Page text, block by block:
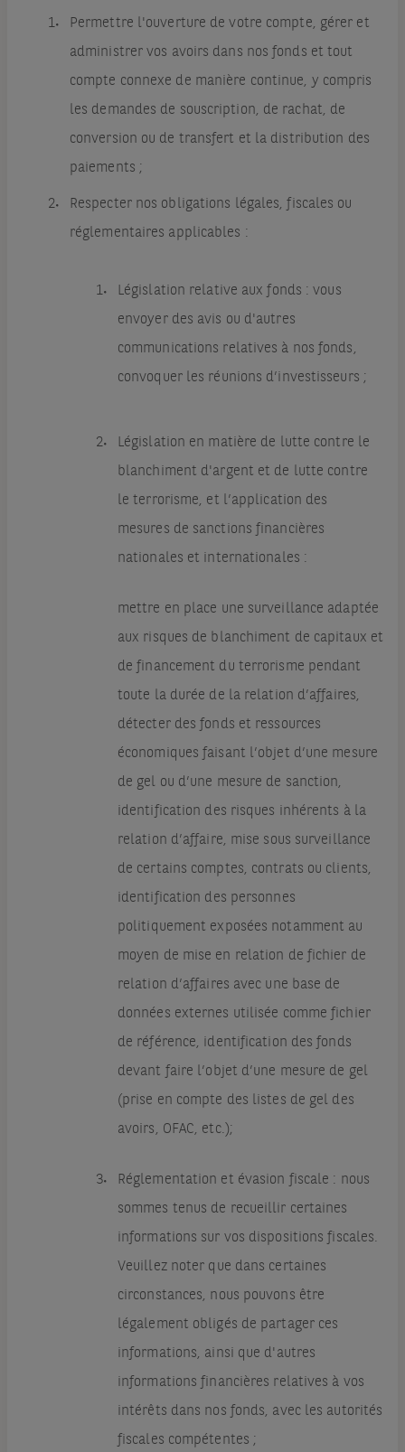
Permettre l'ouverture de votre compte, gérer et
administrer vos avoirs dans nos fonds et tout
compte connexe de manière continue, y compris
les demandes de souscription, de rachat, de
conversion ou de transfert et la distribution des
paiements ;
Respecter nos obligations légales, fiscales ou
réglementaires applicables :
Législation relative aux fonds : vous
envoyer des avis ou d'autres
communications relatives à nos fonds,
convoquer les réunions d’investisseurs ;
Législation en matière de lutte contre le
blanchiment d'argent et de lutte contre
le terrorisme, et l’application des
mesures de sanctions financières
nationales et internationales :
mettre en place une surveillance adaptée
aux risques de blanchiment de capitaux et
de financement du terrorisme pendant
toute la durée de la relation d’affaires,
détecter des fonds et ressources
économiques faisant l’objet d’une mesure
de gel ou d’une mesure de sanction,
identification des risques inhérents à la
relation d’affaire, mise sous surveillance
de certains comptes, contrats ou clients,
identification des personnes
politiquement exposées notamment au
moyen de mise en relation de fichier de
relation d’affaires avec une base de
données externes utilisée comme fichier
de référence, identification des fonds
devant faire l’objet d’une mesure de gel
(prise en compte des listes de gel des
avoirs, OFAC, etc.);
Réglementation et évasion fiscale : nous
sommes tenus de recueillir certaines
informations sur vos dispositions fiscales.
Veuillez noter que dans certaines
circonstances, nous pouvons être
légalement obligés de partager ces
informations, ainsi que d'autres
informations financières relatives à vos
intérêts dans nos fonds, avec les autorités
fiscales compétentes ;